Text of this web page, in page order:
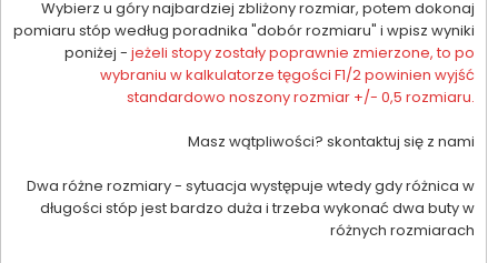
Wybierz u góry najbardziej zbliżony rozmiar, potem dokonaj
pomiaru stóp według poradnika "dobór rozmiaru" i wpisz wyniki
poniżej - jeżeli stopy zostały poprawnie zmierzone, to po
wybraniu w kalkulatorze tęgości F1/2 powinien wyjść
standardowo noszony rozmiar +/- 0,5 rozmiaru.
Masz wątpliwości? skontaktuj się z nami
Dwa różne rozmiary - sytuacja występuje wtedy gdy różnica w
długości stóp jest bardzo duża i trzeba wykonać dwa buty w
różnych rozmiarach